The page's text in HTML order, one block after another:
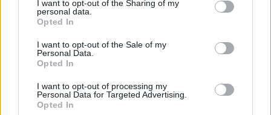
I want to opt-out of the Sharing of my
personal data.
Opted In
I want to opt-out of the Sale of my
Personal Data.
Opted In
I want to opt-out of processing my
Personal Data for Targeted Advertising.
Opted In
Γερμανία: Το Βερολίνο θα επεκτείνει την έρευνα για
την ασφάλεια από τα drones μετά το περιστατικό σε
αεροδρόμιο
09/08/2026 - 12:57 ΚΟΣΜΟΣ
Αυξημένη η επιβατική κίνηση από το λιμάνι του